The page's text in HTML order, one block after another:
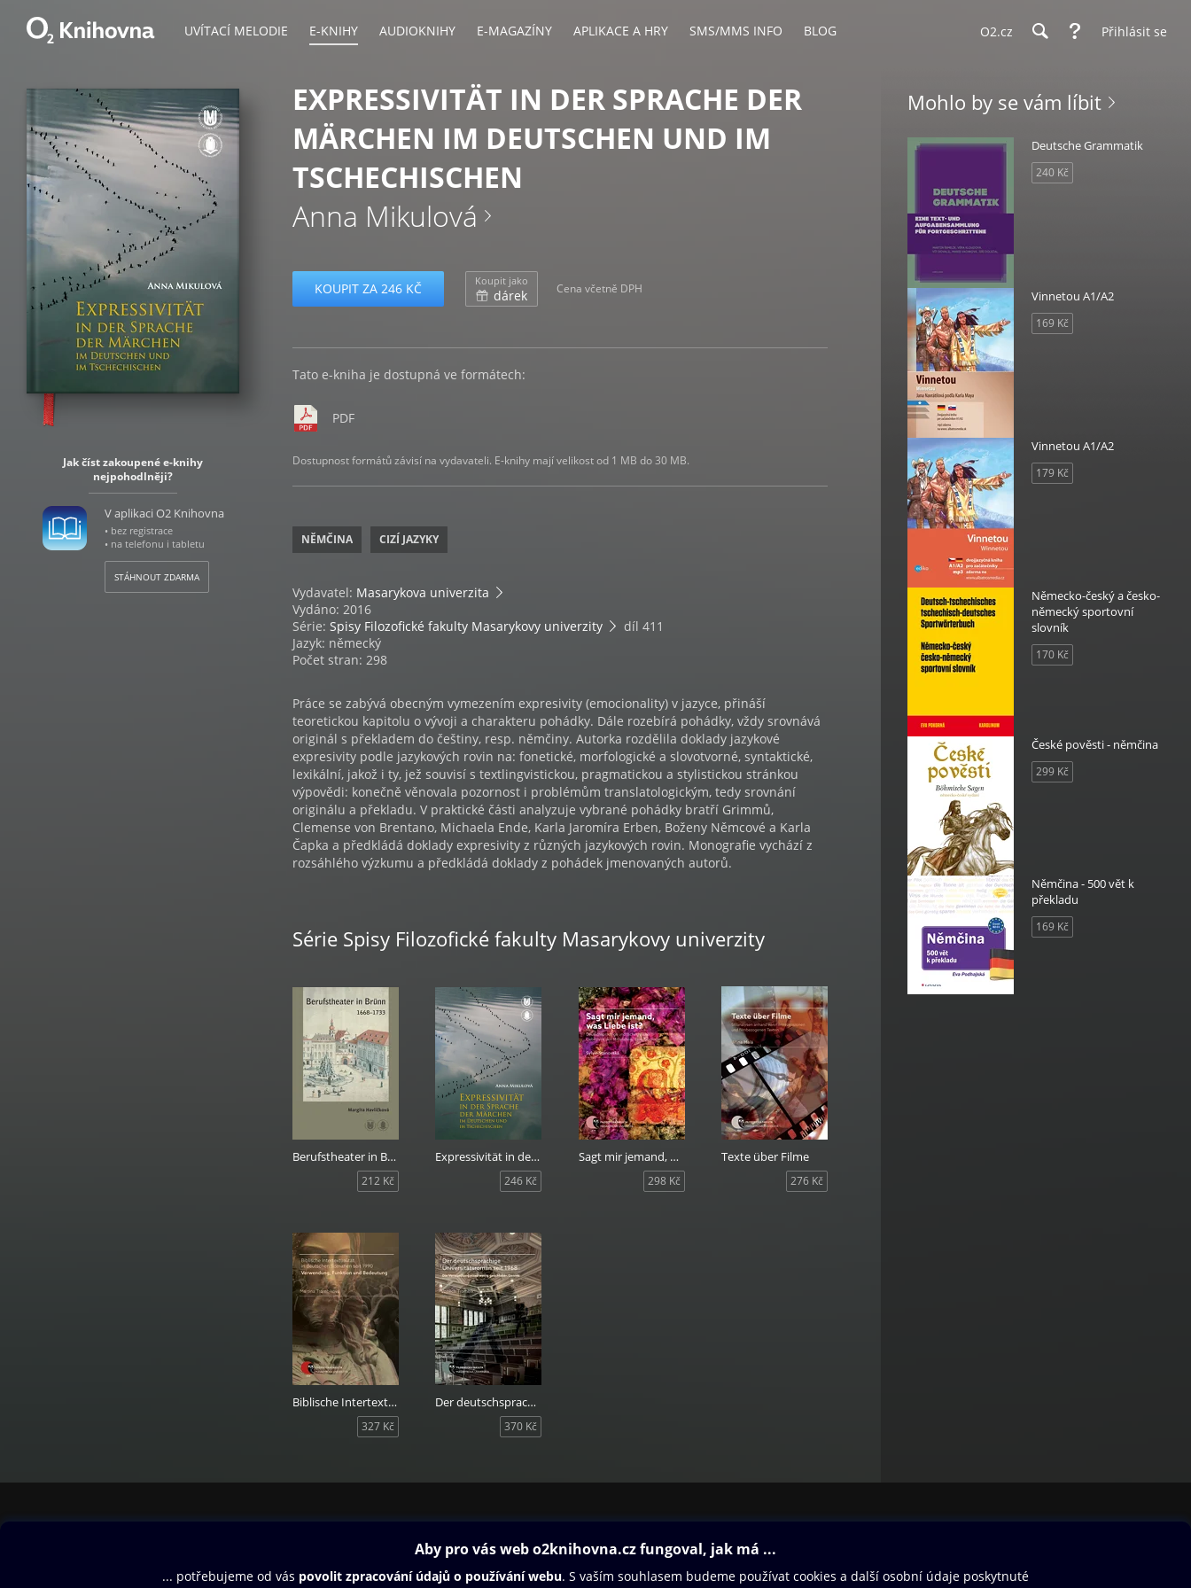
UVÍTACÍ MELODIE E-KNIHY AUDIOKNIHY E-MAGAZÍNY APLIKACE A HRY SMS/MMS INFO BLOG O2.cz Přihlásit se
Jak číst zakoupené e-knihy
nejpohodlněji?
V aplikaci O2 Knihovna
• bez registrace
• na telefonu i tabletu
STÁHNOUT ZDARMA
EXPRESSIVITÄT IN DER SPRACHE DER
MÄRCHEN IM DEUTSCHEN UND IM
TSCHECHISCHEN
Anna Mikulová
KOUPIT ZA 246 KČ Koupit jako
dárek Cena včetně DPH
Tato e-kniha je dostupná ve formátech:
PDF
Dostupnost formátů závisí na vydavateli. E-knihy mají velikost od 1 MB do 30 MB.
NĚMČINA CIZÍ JAZYKY
Vydavatel: Masarykova univerzita
Vydáno: 2016
Série: Spisy Filozofické fakulty Masarykovy univerzity
díl 411
Jazyk: německý
Počet stran: 298
Práce se zabývá obecným vymezením expresivity (emocionality) v jazyce, přináší
teoretickou kapitolu o vývoji a charakteru pohádky. Dále rozebírá pohádky, vždy srovnává
originál s překladem do češtiny, resp. němčiny. Autorka rozdělila doklady jazykové
expresivity podle jazykových rovin na: fonetické, morfologické a slovotvorné, syntaktické,
lexikální, jakož i ty, jež souvisí s textlingvistickou, pragmatickou a stylistickou stránkou
výpovědi: konečně věnovala pozornost i problémům translatologickým, tedy srovnání
originálu a překladu. V praktické části analyzuje vybrané pohádky bratří Grimmů,
Clemense von Brentano, Michaela Ende, Karla Jaromíra Erben, Boženy Němcové a Karla
Čapka a předkládá doklady expresivity z různých jazykových rovin. Monografie vychází z
rozsáhlého výzkumu a předkládá doklady z pohádek jmenovaných autorů.
Série Spisy Filozofické fakulty Masarykovy univerzity
Berufstheater in Brünn 1668-1733
212 Kč
Expressivität in der Sprache der Märchen im Deutschen und im Tschechischen
246 Kč
Sagt mir jemand, was Liebe ist?
298 Kč
Texte über Filme
276 Kč
Biblische Intertextualität in deutschen Romanen seit 1990
327 Kč
Der deutschsprachige Universitätsroman seit 1968
370 Kč
Mohlo by se vám líbit
Deutsche Grammatik
240 Kč
Vinnetou A1/A2
169 Kč
Vinnetou A1/A2
179 Kč
Německo-český a česko-
německý sportovní
slovník
170 Kč
České pověsti - němčina
299 Kč
Němčina - 500 vět k
překladu
169 Kč
Aplikace a hry